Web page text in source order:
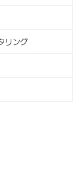
リング